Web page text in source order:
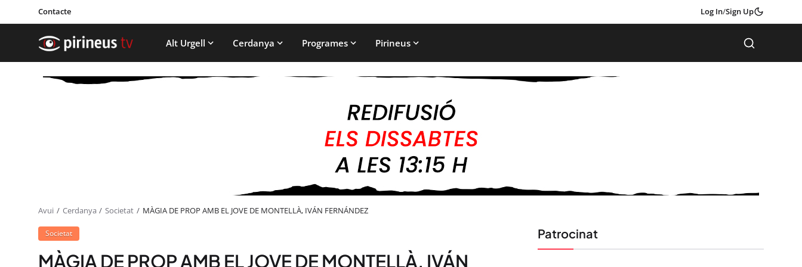
Contacte Log In/Sign Up
Alt Urgell Cerdanya Programes Pirineus
Avui Cerdanya Societat MÀGIA DE PROP AMB EL JOVE DE MONTELLÀ, IVÁN FERNÁNDEZ
Societat
MÀGIA DE PROP AMB EL JOVE DE MONTELLÀ, IVÁN
Patrocinat